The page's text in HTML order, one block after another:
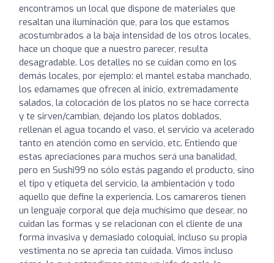
encontramos un local que dispone de materiales que
resaltan una iluminación que, para los que estamos
acostumbrados a la baja intensidad de los otros locales,
hace un choque que a nuestro parecer, resulta
desagradable. Los detalles no se cuidan como en los
demás locales, por ejemplo: el mantel estaba manchado,
los edamames que ofrecen al inicio, extremadamente
salados, la colocación de los platos no se hace correcta
y te sirven/cambian, dejando los platos doblados,
rellenan el agua tocando el vaso, el servicio va acelerado
tanto en atención como en servicio, etc. Entiendo que
estas apreciaciones para muchos será una banalidad,
pero en Sushi99 no sólo estás pagando el producto, sino
el tipo y etiqueta del servicio, la ambientación y todo
aquello que define la experiencia. Los camareros tienen
un lenguaje corporal que deja muchísimo que desear, no
cuidan las formas y se relacionan con el cliente de una
forma invasiva y demasiado coloquial, incluso su propia
vestimenta no se aprecia tan cuidada. Vimos incluso